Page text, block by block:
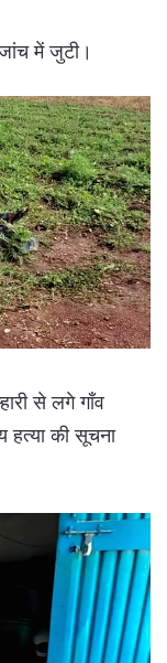
में जुटी।
से लगे गाँव
हत्या की सूचना